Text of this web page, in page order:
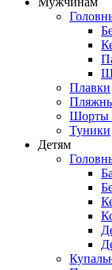
Плавки
Шорты
Туники
Детям